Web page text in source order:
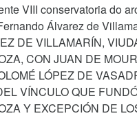
VIII conservatoria do
Álvarez de
DE VILLAMARÍN,
CON JUAN DE
LÓPEZ DE
VÍNCULO QUE
Y EXCEPCIÓN DE